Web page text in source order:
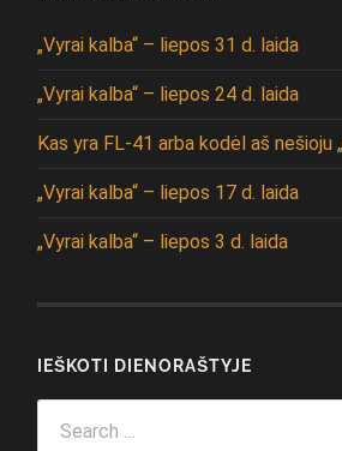
„Vyrai kalba“ – liepos 31 d. laida
„Vyrai kalba“ – liepos 24 d. laida
Kas yra FL-41 arba kodėl aš nešioju
„Vyrai kalba“ – liepos 17 d. laida
„Vyrai kalba“ – liepos 3 d. laida
IEŠKOTI DIENORAŠTYJE
for: